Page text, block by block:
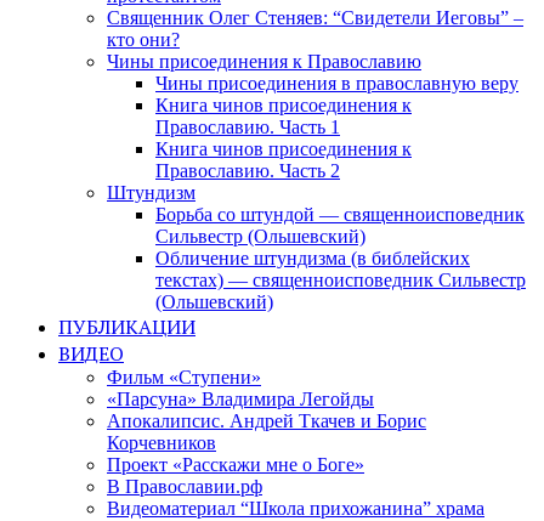
Священник Олег Стеняев: “Свидетели Иеговы” –
кто они?
Чины присоединения к Православию
Чины присоединения в православную веру
Книга чинов присоединения к
Православию. Часть 1
Книга чинов присоединения к
Православию. Часть 2
Штундизм
Борьба со штундой — священноисповедник
Сильвестр (Ольшевский)
Обличение штундизма (в библейских
текстах) — священноисповедник Сильвестр
(Ольшевский)
ПУБЛИКАЦИИ
ВИДЕО
Фильм «Ступени»
«Парсуна» Владимира Легойды
Апокалипсис. Андрей Ткачев и Борис
Корчевников
Проект «Расскажи мне о Боге»
В Православии.рф
Видеоматериал “Школа прихожанина” храма